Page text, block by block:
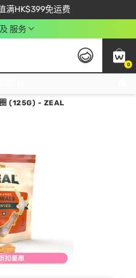
满HK$399免运费
会员尽享独家优惠
输入 NEWAPP 即减$50
服务
0
(125G) - ZEAL